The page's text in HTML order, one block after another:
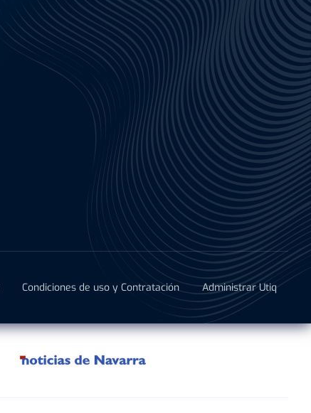
Condiciones de uso y Contratación Administrar Utiq